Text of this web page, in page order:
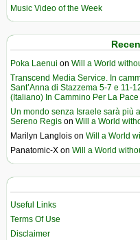
Music Video of the Week
Poka Laenui on Will a World
Transcend Media Service. In
Sant’Anna di Stazzema 5-7 e 11-
(Italiano) In Cammino Per La
Un mondo senza Israele sarà più
Sereno Regis on Will a World
Marilyn Langlois on Will a World
Panatomic-X on Will a World
Useful Links
Terms Of Use
Disclaimer